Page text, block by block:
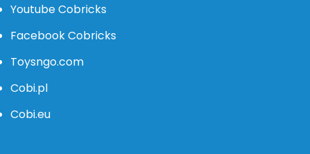
Youtube Cobricks
Facebook Cobricks
Toysngo.com
Cobi.pl
Cobi.eu